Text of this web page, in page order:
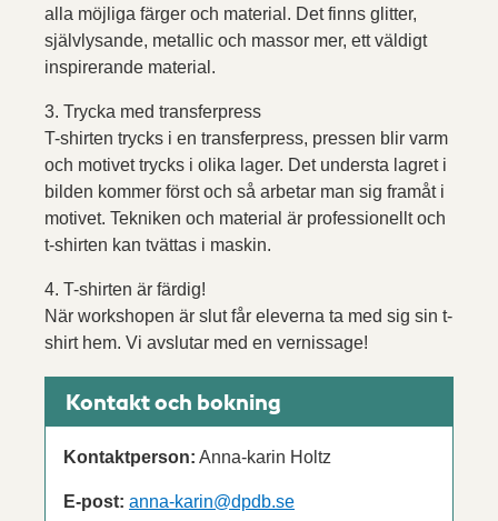
alla möjliga färger och material. Det finns glitter,
självlysande, metallic och massor mer, ett väldigt
inspirerande material.
3. Trycka med transferpress
T-shirten trycks i en transferpress, pressen blir varm
och motivet trycks i olika lager. Det understa lagret i
bilden kommer först och så arbetar man sig framåt i
motivet. Tekniken och material är professionellt och
t-shirten kan tvättas i maskin.
4. T-shirten är färdig!
När workshopen är slut får eleverna ta med sig sin t-
shirt hem. Vi avslutar med en vernissage!
Kontakt och bokning
Kontaktperson: Anna-karin Holtz
E-post: anna-karin@dpdb.se